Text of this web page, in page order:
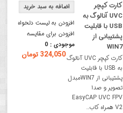
افزودن به لیست دلخواه
افزودن برای مقایسه
موجودی : 0
324,050 تومان
کارت کپچر
UVC آنالوگ به
USB با قابلیت
پشتیبانی از
WIN7
کارت کپچر UVC آنالوگ
به USB با قابلیت
پشتیبانی از WIN7مبدل
تصویر و صدا
EasyCAP UVC FPV
V2 همراه کاب..